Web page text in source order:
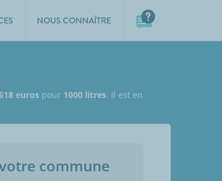
NOUS CONNAÎTRE
euros pour 1000 litres. Il est en
commune